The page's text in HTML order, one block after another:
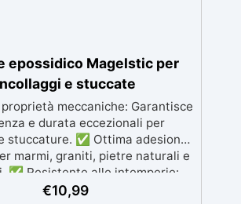
epossidico Magelstic per
e stuccate
meccaniche: Garantisce
e durata eccezionali per
stuccature. ✅ Ottima adesione:
marmi, graniti, pietre naturali e
✅ Resistente alle intemperie:
alle condizioni atmosferiche e
€10,99